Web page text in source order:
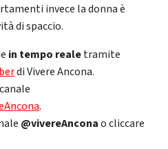
invece la donna è
di spaccio.
in tempo realetramite
di Vivere Ancona.
.
@vivereAnconao cliccare